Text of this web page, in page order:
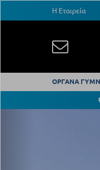
Η Εταιρεία
ΟΡΓΑΝΑ